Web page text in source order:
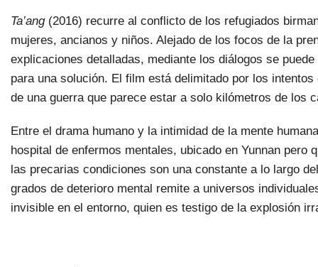
Ta’ang(2016) recurre al conflicto de los refugiados
mujeres, ancianos y niños. Alejado de los focos de la
explicaciones detalladas, mediante los diálogos se
para una solución. El film está delimitado por los
de una guerra que parece estar a solo kilómetros de los
Entre el drama humano y la intimidad de la mente
hospital de enfermos mentales, ubicado en Yunnan
las precarias condiciones son una constante a lo largo
grados de deterioro mental remite a universos
invisible en el entorno, quien es testigo de la explosión